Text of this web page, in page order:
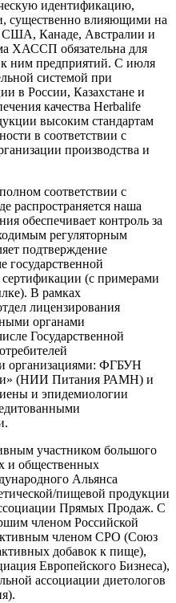
идентификацию,
существенно влияющими на
США, Канаде, Австралии и
ХАССП обязательна для
ним предприятий. С июля
системой при
в России, Казахстане и
качества Herbalife
высоким стандартам
в соответствии с
производства и
соответствии с
распространяется наша
обеспечивает контроль за
регуляторным
подтверждение
государственной
(с примерами
В рамках
лицензирования
органами
Государственной
организациями: ФГБУН
(НИИ Питания РАМН) и
и эпидемиологии
участником большого
и общественных
Альянса
пищевой продукции
Прямых Продаж. С
членом Российской
членом СРО (Союз
добавок к пище),
Европейского Бизнеса),
ассоциации диетологов